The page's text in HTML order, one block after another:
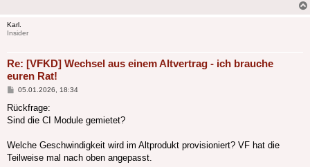
Karl.
Insider
Re: [VFKD] Wechsel aus einem Altvertrag - ich brauche
euren Rat!
Beitrag
05.01.2026, 18:34
Rückfrage:
Sind die CI Module gemietet?
Welche Geschwindigkeit wird im Altprodukt provisioniert? VF hat die
Teilweise mal nach oben angepasst.